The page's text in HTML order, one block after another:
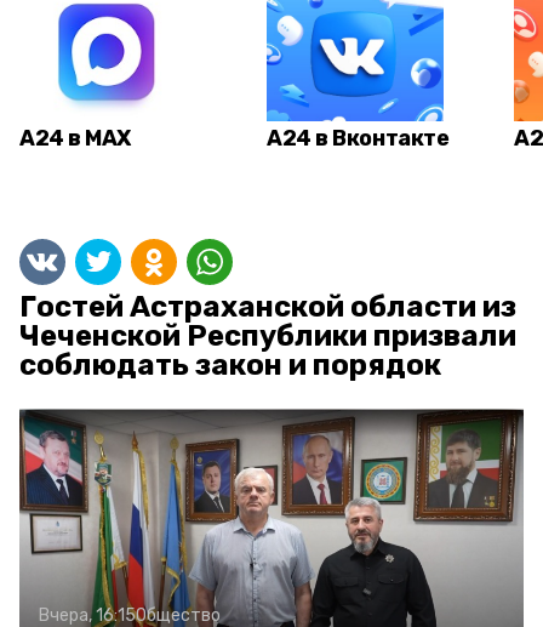
А24 в MAX А24 в Вконтакте
Гостей Астраханской области из
Чеченской Республики призвали
соблюдать закон и порядок
Вчера, 16:15Общество